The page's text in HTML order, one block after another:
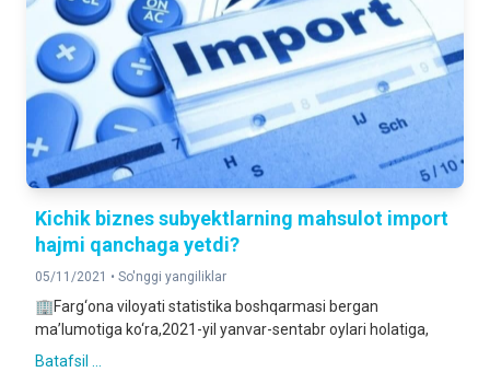
Kichik biznes subyektlarning mahsulot import
hajmi qanchaga yetdi?
05/11/2021 • So'nggi yangiliklar
🏢Farg‘ona viloyati statistika boshqarmasi bergan
ma’lumotiga ko‘ra,2021-yil yanvar-sentabr oylari holatiga,
Batafsil ...